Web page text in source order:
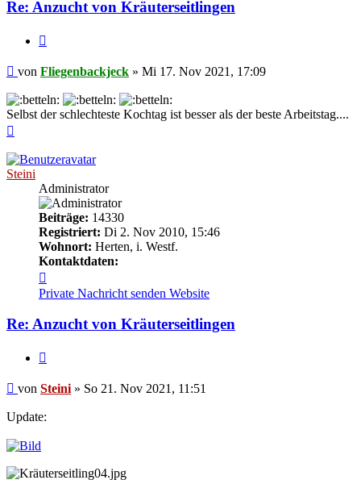
Re: Anzucht von Kräuterseitlingen
Beitrag
von Fliegenbackjeck » Mi 17. Nov 2021, 17:09
Selbst der schlechteste Kochtag ist besser als der beste Arbeitstag....
Steini
Administrator
Beiträge: 14330
Registriert: Di 2. Nov 2010, 15:46
Wohnort: Herten, i. Westf.
Kontaktdaten:
von
Steini
Private Nachricht senden Website
Re: Anzucht von Kräuterseitlingen
Beitrag
von Steini » So 21. Nov 2021, 11:51
Update: